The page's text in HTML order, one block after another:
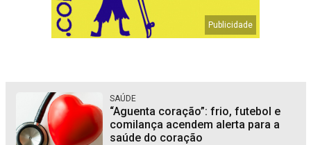
SAÚDE
“Aguenta coração”: frio, futebol e
comilança acendem alerta para a
saúde do coração